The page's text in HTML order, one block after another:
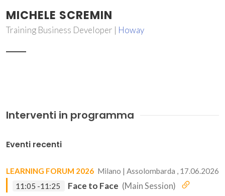
MICHELE SCREMIN
Training Business Developer | Howay
Interventi in programma
Eventi recenti
LEARNING FORUM 2026 Milano | Assolombarda , 17.06.2026
11:05 -11:25
Face to Face (Main Session)